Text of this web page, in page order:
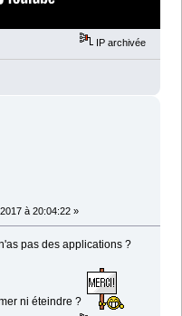
IP archivée
à 20:04:22 »
pas des applications ?
ni éteindre ?